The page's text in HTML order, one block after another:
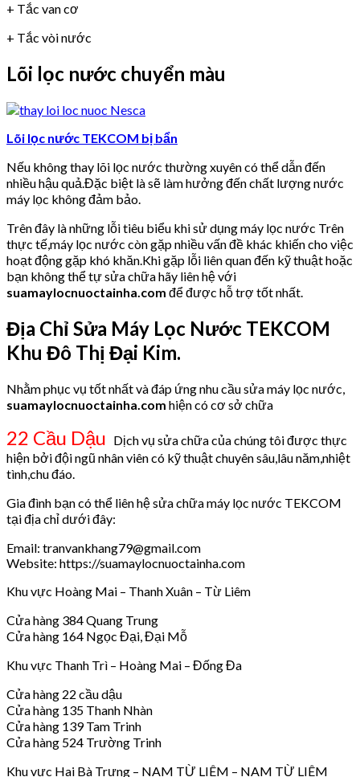
+ Tắc van cơ
+ Tắc vòi nước
Lõi lọc nước chuyển màu
Lõi lọc nước TEKCOM bị bẩn
Nếu không thay lõi lọc nước thường xuyên có thể dẫn đến
nhiều hậu quả.Đặc biệt là sẽ làm hưởng đến chất lượng nước
máy lọc không đảm bảo.
Trên đây là những lỗi tiêu biểu khi sử dụng máy lọc nước Trên
thực tế,máy lọc nước còn gặp nhiều vấn đề khác khiến cho việc
hoạt động gặp khó khăn.Khi gặp lỗi liên quan đến kỹ thuật hoặc
bạn không thể tự sửa chữa hãy liên hệ với
suamaylocnuoctainha.com để được hỗ trợ tốt nhất.
Địa Chỉ Sửa Máy Lọc Nước TEKCOM
Khu Đô Thị Đại Kim.
Nhằm phục vụ tốt nhất và đáp ứng nhu cầu sửa máy lọc nước,
suamaylocnuoctainha.com hiện có cơ sở chữa
22 Cầu Dậu Dịch vụ sửa chữa của chúng tôi được thực
hiện bởi đội ngũ nhân viên có kỹ thuật chuyên sâu,lâu năm,nhiệt
tình,chu đáo.
Gia đình bạn có thể liên hệ sửa chữa máy lọc nước TEKCOM
tại địa chỉ dưới đây:
Email: tranvankhang79@gmail.com
Website: https://suamaylocnuoctainha.com
Khu vực Hoàng Mai – Thanh Xuân – Từ Liêm
Cửa hàng 384 Quang Trung
Cửa hàng 164 Ngọc Đại, Đại Mỗ
Khu vực Thanh Trì – Hoàng Mai – Đống Đa
Cửa hàng 22 cầu dậu
Cửa hàng 135 Thanh Nhàn
Cửa hàng 139 Tam Trinh
Cửa hàng 524 Trường Trinh
Khu vực Hai Bà Trưng – NAM TỪ LIÊM – NAM TỪ LIÊM